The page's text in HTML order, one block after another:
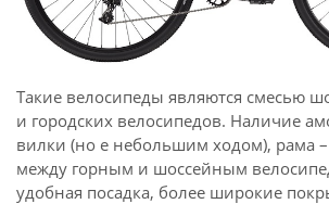
Такие велосипеды являются смесью
и городских велосипедов. Наличие
вилки (но е небольшим ходом), рама –
между горным и шоссейным
удобная посадка, более широкие